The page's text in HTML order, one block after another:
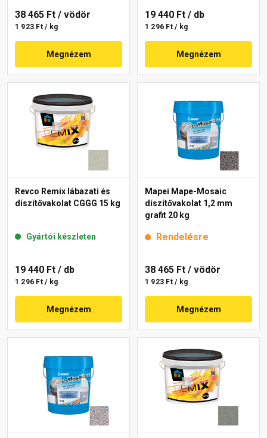
38 465 Ft / vödör
1 923 Ft / kg
Megnézem
19 440 Ft / db
1 296 Ft / kg
Megnézem
Revco Remix lábazati és
díszítővakolat CGGG 15 kg
Gyártói készleten
19 440 Ft / db
1 296 Ft / kg
Megnézem
Mapei Mape-Mosaic
díszítővakolat 1,2 mm
grafit 20 kg
Rendelésre
38 465 Ft / vödör
1 923 Ft / kg
Megnézem